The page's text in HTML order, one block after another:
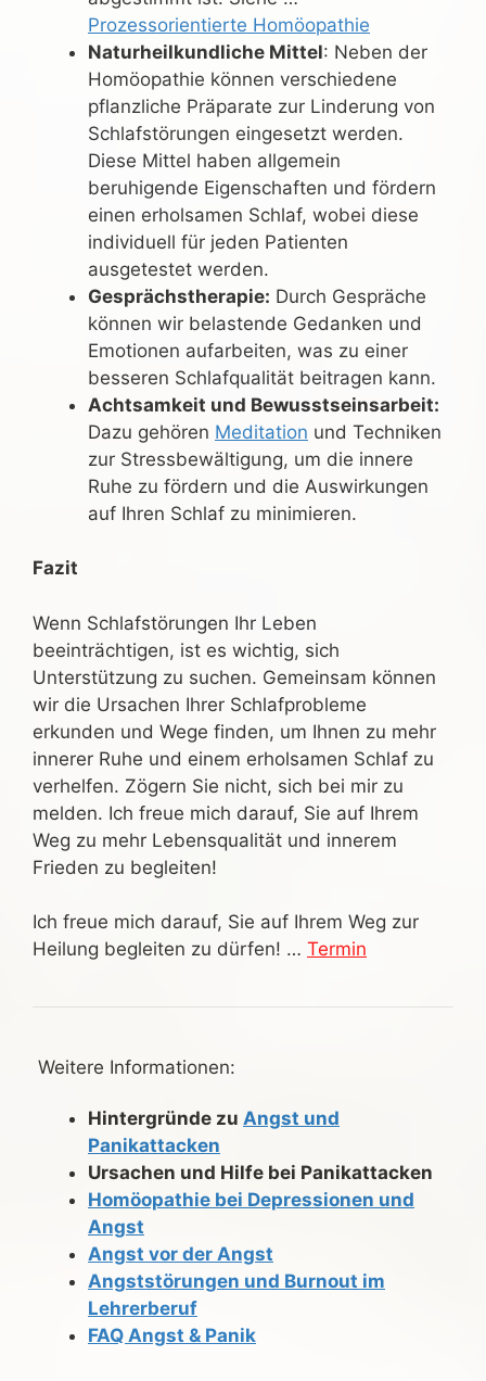
Prozessorientierte Homöopathie
Naturheilkundliche Mittel: Neben der
Homöopathie können verschiedene
pflanzliche Präparate zur Linderung von
Schlafstörungen eingesetzt werden.
Diese Mittel haben allgemein
beruhigende Eigenschaften und fördern
einen erholsamen Schlaf, wobei diese
individuell für jeden Patienten
ausgetestet werden.
Gesprächstherapie: Durch Gespräche
können wir belastende Gedanken und
Emotionen aufarbeiten, was zu einer
besseren Schlafqualität beitragen kann.
Achtsamkeit und Bewusstseinsarbeit:
Dazu gehören Meditation und Techniken
zur Stressbewältigung, um die innere
Ruhe zu fördern und die Auswirkungen
auf Ihren Schlaf zu minimieren.
Fazit
Wenn Schlafstörungen Ihr Leben
beeinträchtigen, ist es wichtig, sich
Unterstützung zu suchen. Gemeinsam können
wir die Ursachen Ihrer Schlafprobleme
erkunden und Wege finden, um Ihnen zu mehr
innerer Ruhe und einem erholsamen Schlaf zu
verhelfen. Zögern Sie nicht, sich bei mir zu
melden. Ich freue mich darauf, Sie auf Ihrem
Weg zu mehr Lebensqualität und innerem
Frieden zu begleiten!
Ich freue mich darauf, Sie auf Ihrem Weg zur
Heilung begleiten zu dürfen! … Termin
Weitere Informationen:
Hintergründe zu Angst und
Panikattacken
Ursachen und Hilfe bei Panikattacken
Homöopathie bei Depressionen und
Angst
Angst vor der Angst
Angststörungen und Burnout im
Lehrerberuf
FAQ Angst & Panik